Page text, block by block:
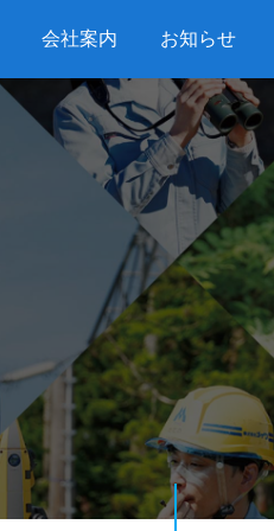
会社案内 お知らせ